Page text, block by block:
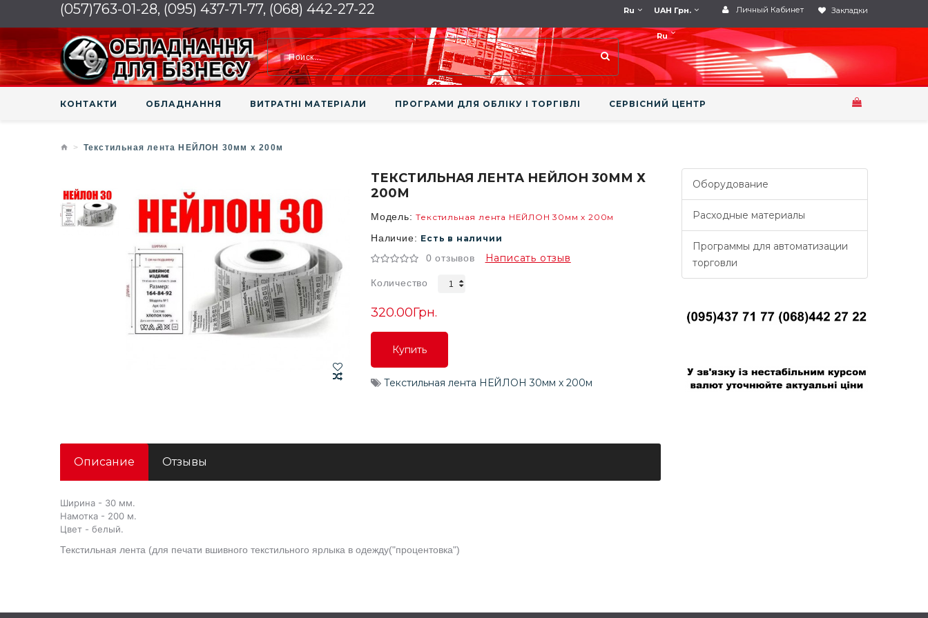
(057)763-01-28, (095) 437-71-77, (068) 442-27-22 Закладки
Личный Кабинет
UAH Грн.
Ru
Ru
КОНТАКТИ ОБЛАДНАННЯ ВИТРАТНІ МАТЕРІАЛИ ПРОГРАМИ ДЛЯ ОБЛІКУ І ТОРГІВЛІ СЕРВІСНИЙ ЦЕНТР
Текстильная лента НЕЙЛОН 30мм х 200м
ТЕКСТИЛЬНАЯ ЛЕНТА НЕЙЛОН 30ММ Х
200М
Модель: Текстильная лента НЕЙЛОН 30мм х 200м
Наличие: Есть в наличии
0 отзывов Написать отзыв
Количество
320.00Грн.
Купить
Купить
Текстильная лента НЕЙЛОН 30мм х 200м
Описание Отзывы
Ширина - 30 мм.
Намотка - 200 м.
Цвет - белый.
Текстильная лента (для печати вшивного текстильного ярлыка в одежду("процентовка")
Оборудование
Расходные материалы
Программы для автоматизации
торговли